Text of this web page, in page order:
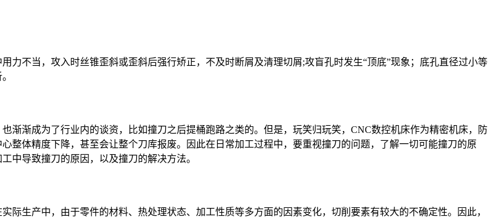
力不当，攻入时丝锥歪斜或歪斜后强行矫正，不及时断屑及清理切屑;攻盲孔时发生“顶底”现象；底孔直径过小等
渐渐成为了行业内的谈资，比如撞刀之后提桶跑路之类的。但是，玩笑归玩笑，CNC数控机床作为精密机床，防
整体精度下降，甚至会让整个刀库报废。因此在日常加工过程中，要重视撞刀的问题，了解一切可能撞刀的原
中导致撞刀的原因，以及撞刀的解决方法。
际生产中，由于零件的材料、热处理状态、加工性质等多方面的因素变化，切削要素有较大的不确定性。因此，